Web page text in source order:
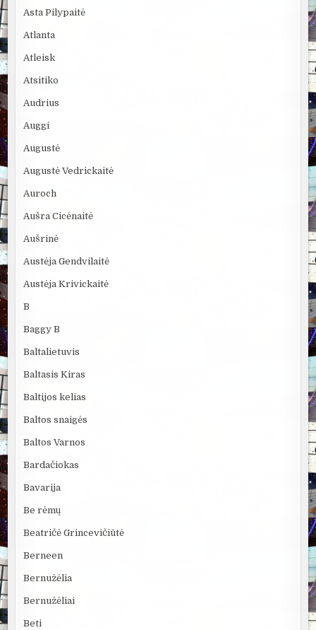
Asta Pilypaitė
Atlanta
Atleisk
Atsitiko
Audrius
Auggi
Augustė
Augustė Vedrickaitė
Auroch
Aušra Cicėnaitė
Aušrinė
Austėja Gendvilaitė
Austėja Krivickaitė
B
Baggy B
Baltalietuvis
Baltasis Kiras
Baltijos kelias
Baltos snaigės
Baltos Varnos
Bardačiokas
Bavarija
Be rėmų
Beatričė Grincevičiūtė
Berneen
Bernužėlia
Bernužėliai
Beti